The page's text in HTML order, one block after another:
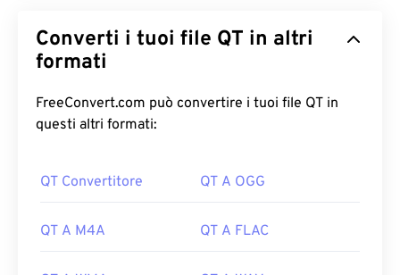
Converti i tuoi file QT in altri
formati
FreeConvert.com può convertire i tuoi file QT in
questi altri formati:
QT Convertitore QT A OGG
QT A M4A QT A FLAC